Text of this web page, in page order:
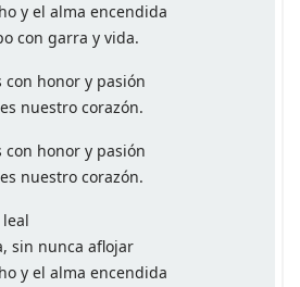
y el alma encendida
con garra y vida.
con honor y pasión
nuestro corazón.
con honor y pasión
nuestro corazón.
sin nunca aflojar
y el alma encendida